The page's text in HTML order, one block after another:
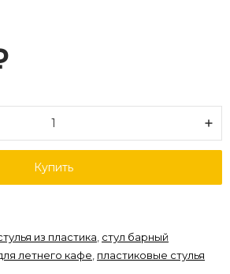
Купить
из пластика, стул барный
летнего кафе, пластиковые стулья